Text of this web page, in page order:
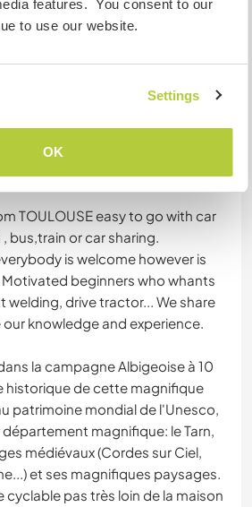
features. You consent to our
to use our website.
Settings
OK
near Albi, about 10
the center of the city who is
Heritage Site by Unesco, in a
the Tarn, with medieval
Sur Ciel, Penne...) and beautiful
TOULOUSE easy to go with car
bus,train or car sharing.
is welcome however is
beginners who whants
welding, drive tractor... We share
knowledge and experience.
la campagne Albigeoise à 10
historique de cette magnifique
patrimoine mondial de l'Unesco,
département magnifique: le Tarn,
médiévaux (Cordes sur Ciel,
et ses magnifiques paysages.
cyclable pas très loin de la maison